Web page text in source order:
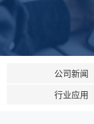
公司新闻
行业应用